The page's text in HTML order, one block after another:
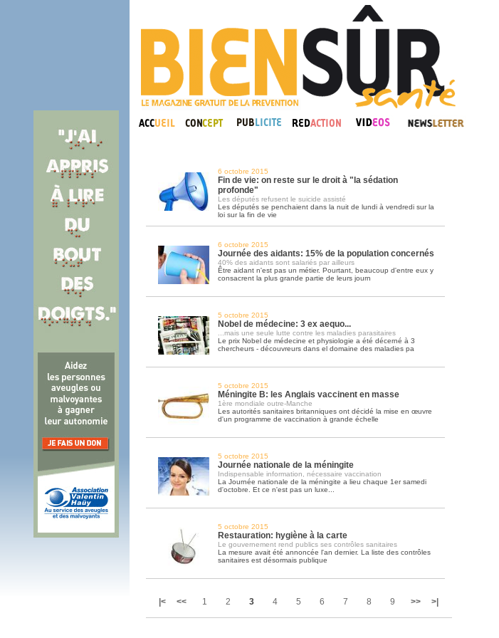
6 octobre 2015
Fin de vie: on reste sur le droit à "la sédation
profonde"
Les députés refusent le suicide assisté
Les députés se penchaient dans la nuit de lundi à vendredi sur la
loi sur la fin de vie
6 octobre 2015
Journée des aidants: 15% de la population concernés
40% des aidants sont salariés par ailleurs
Être aidant n'est pas un métier. Pourtant, beaucoup d'entre eux y
consacrent la plus grande partie de leurs journ
5 octobre 2015
Nobel de médecine: 3 ex aequo...
...mais une seule lutte contre les maladies parasitaires
Le prix Nobel de médecine et physiologie a été décerné à 3
chercheurs - découvreurs dans el domaine des maladies pa
5 octobre 2015
Méningite B: les Anglais vaccinent en masse
1ère mondiale outre-Manche
Les autorités sanitaires britanniques ont décidé la mise en œuvre
d'un programme de vaccination à grande échelle
5 octobre 2015
Journée nationale de la méningite
Indispensable information, nécessaire vaccination
La Journée nationale de la méningite a lieu chaque 1er samedi
d'octobre. Et ce n'est pas un luxe...
5 octobre 2015
Restauration: hygiène à la carte
Le gouvernement rend publics ses contrôles sanitaires
La mesure avait été annoncée l'an dernier. La liste des contrôles
sanitaires est désormais publique
|< << 1 2 3 4 5 6 7 8 9 >> >|